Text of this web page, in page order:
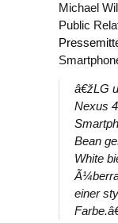
Michael
Public
â€žLG
Nexus
Bean
White
einer